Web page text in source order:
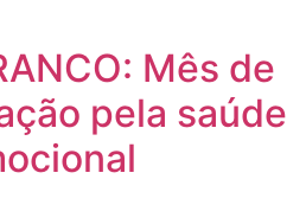
Mês de
pela saúde